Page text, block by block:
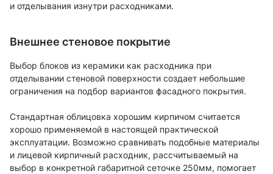
и отделывания изнутри расходниками.
Внешнее стеновое покрытие
Выбор блоков из керамики как расходника при
отделывании стеновой поверхности создает небольшие
ограничения на подбор вариантов фасадного покрытия.
Стандартная облицовка хорошим кирпичом считается
хорошо применяемой в настоящей практической
эксплуатации. Возможно сравнивать подобные материалы
и лицевой кирпичный расходник, рассчитываемый на
выбор в конкретной габаритной сеточке 250мм, помогает